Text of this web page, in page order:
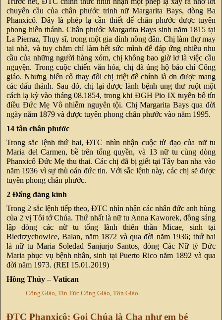
chuyển cầu của chân phước trinh nữ Margarita Bays, dòng Ba
Phanxicô. Đây là phép lạ cần thiết để chân phước được tuyên
phong hiển thánh. Chân phước Margarita Bays sinh năm 1815 tại
La Pierraz, Thụy sĩ, trong một gia đình nông dân. Chị làm thợ may
tại nhà, và tuy chăm chỉ làm hết sức mình để đáp ứng nhiều nhu
cầu của những người hàng xóm, chị không bao giờ lơ là việc cầu
nguyện. Trong cuộc chiến văn hóa, chị đã ủng hộ báo chí Công
giáo. Nhưng biến cố thay đổi chị triệt để chính là ơn được mang
các dấu thánh. Sau đó, chị lại được lành bệnh ung thư ruột một
cách lạ kỳ vào tháng 08.1854, trong khi ĐGH Pio IX tuyên bố tín
điều Đức Mẹ Vô nhiễm nguyên tội. Chị Margarita Bays qua đời
ngày năm 1879 và được tuyên phong chân phước vào năm 1995.
14 tân chân phước
Trong sắc lệnh thứ hai, ĐTC nhìn nhận cuộc tử đạo của nữ tu
Maria del Carmen, bề trên tổng quyền, và 13 nữ tu cùng dòng
Phanxicô Đức Mẹ thu thai. Các chị đã bị giết tại Tây ban nha vào
năm 1936 vì sự thù oán đức tin. Với sắc lệnh này, các chị sẽ được
tuyên phong chân phước.
2 Đấng đáng kính
Trong 2 sắc lệnh tiếp theo, ĐTC nhìn nhận các nhân đức anh hùng
của 2 vị Tôi tớ Chúa. Thứ nhất là nữ tu Anna Kaworek, đồng sáng
lập dòng các nữ tu tổng lãnh thiên thần Micae, sinh tại
Biedrzychowice, Balan, năm 1872 và qua đời năm 1936; thứ hai
là nữ tu Maria Soledad Sanjurjo Santos, dòng Các Nữ tỳ Đức
Maria phục vụ bệnh nhân, sinh tại Puerto Rico năm 1892 và qua
đời năm 1973. (REI 15.01.2019)
Hồng Thủy – Vatican
Công Giáo Tin Tức Công Giáo Tôn Giáo
ĐTC Phanxicô: Gọi Chúa là Cha như em bé